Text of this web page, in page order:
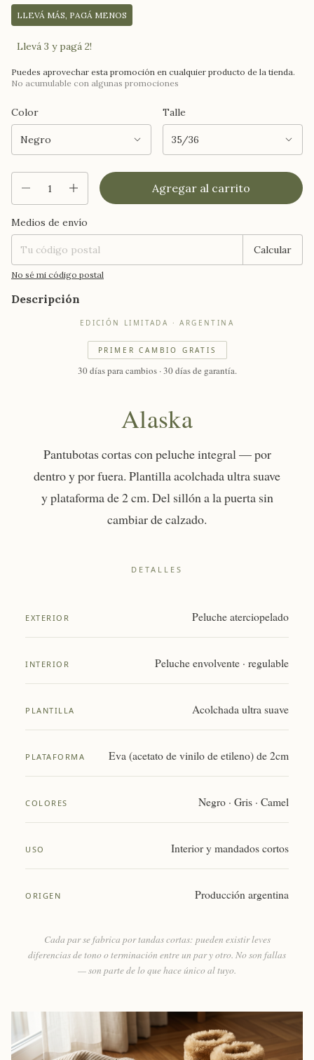
LLEVÁ MÁS, PAGÁ MENOS
Llevá 3 y pagá 2!
Puedes aprovechar esta promoción en cualquier producto de la tienda.
No acumulable con algunas promociones
Color Talle
Entregas para el CP:
Medios de envío
Calcular
No sé mi código postal
Descripción
EDICIÓN LIMITADA · ARGENTINA
PRIMER CAMBIO GRATIS
30 días para cambios · 30 días de garantía.
Alaska
Pantubotas cortas con peluche integral — por
dentro y por fuera. Plantilla acolchada ultra suave
y plataforma de 2 cm. Del sillón a la puerta sin
cambiar de calzado.
DETALLES
EXTERIOR Peluche aterciopelado
INTERIOR Peluche envolvente · regulable
PLANTILLA Acolchada ultra suave
PLATAFORMA Eva (acetato de vinilo de etileno) de 2cm
COLORES Negro · Gris · Camel
USO Interior y mandados cortos
ORIGEN Producción argentina
Cada par se fabrica por tandas cortas: pueden existir leves
diferencias de tono o terminación entre un par y otro. No son fallas
— son parte de lo que hace único al tuyo.